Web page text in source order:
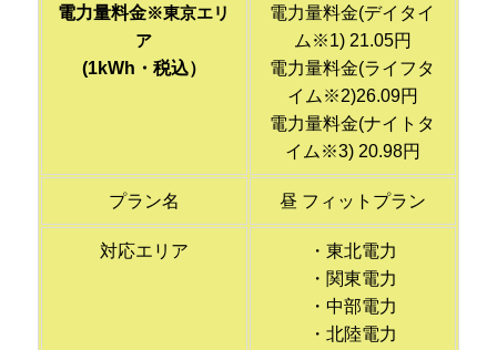
電力量料金※東京エリ
ア
(1kWh・税込）
電力量料金(デイタイ
ム※1) 21.05円
電力量料金(ライフタ
イム※2)26.09円
電力量料金(ナイトタ
イム※3) 20.98円
プラン名 昼 フィットプラン
対応エリア
・東北電力
・関東電力
・中部電力
・北陸電力